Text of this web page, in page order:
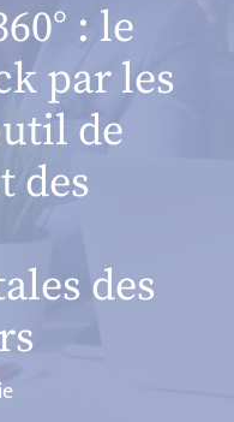
: le
par les
de
des
des